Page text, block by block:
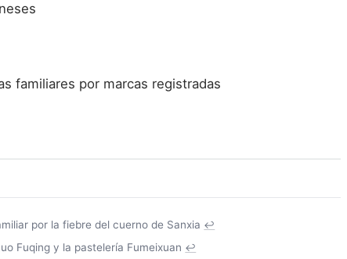
familiares por marcas registradas
por la fiebre del cuerno de Sanxia ↩
Fuqing y la pastelería Fumeixuan ↩